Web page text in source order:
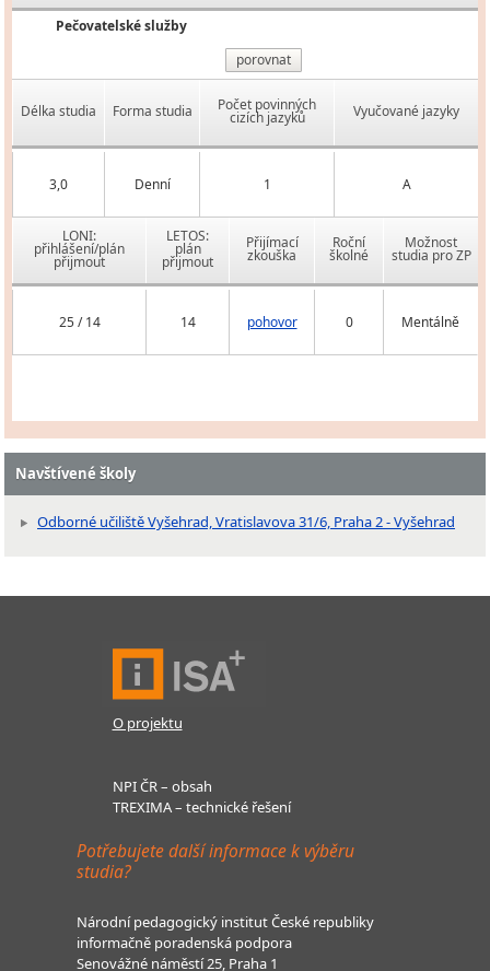
Pečovatelské služby
porovnat
Délka studia Forma studia Počet povinných
cizích jazyků Vyučované jazyky
3,0 Denní 1 A
LONI:
přihlášení/plán
přijmout
LETOS:
plán
přijmout
Přijímací
zkouška
Roční
školné
Možnost
studia pro ZP
25 / 14 14 pohovor 0 Mentálně
Navštívené školy
Odborné učiliště Vyšehrad, Vratislavova 31/6, Praha 2 - Vyšehrad
O projektu
NPI ČR – obsah
TREXIMA – technické řešení
Potřebujete další informace k výběru
studia?
Národní pedagogický institut České republiky
informačně poradenská podpora
Senovážné náměstí 25, Praha 1